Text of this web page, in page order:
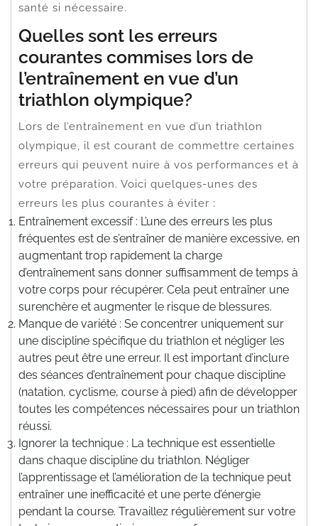
santé si nécessaire.
Quelles sont les erreurs
courantes commises lors de
l’entraînement en vue d’un
triathlon olympique?
Lors de l’entraînement en vue d’un triathlon
olympique, il est courant de commettre certaines
erreurs qui peuvent nuire à vos performances et à
votre préparation. Voici quelques-unes des
erreurs les plus courantes à éviter :
Entraînement excessif : L’une des erreurs les plus
fréquentes est de s’entraîner de manière excessive, en
augmentant trop rapidement la charge
d’entraînement sans donner suffisamment de temps à
votre corps pour récupérer. Cela peut entraîner une
surenchère et augmenter le risque de blessures.
Manque de variété : Se concentrer uniquement sur
une discipline spécifique du triathlon et négliger les
autres peut être une erreur. Il est important d’inclure
des séances d’entraînement pour chaque discipline
(natation, cyclisme, course à pied) afin de développer
toutes les compétences nécessaires pour un triathlon
réussi.
Ignorer la technique : La technique est essentielle
dans chaque discipline du triathlon. Négliger
l’apprentissage et l’amélioration de la technique peut
entraîner une inefficacité et une perte d’énergie
pendant la course. Travaillez régulièrement sur votre